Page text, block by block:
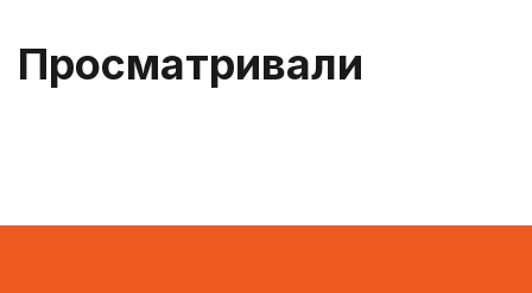
Просматривали